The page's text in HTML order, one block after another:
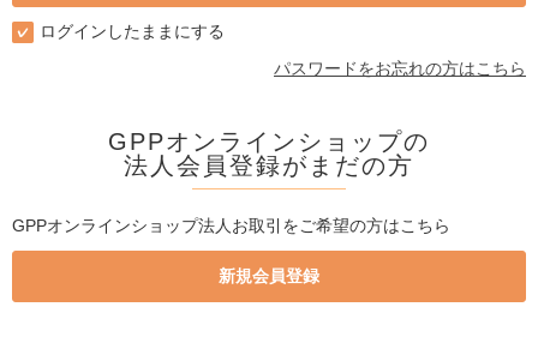
ログインしたままにする
パスワードをお忘れの方はこちら
GPPオンラインショップの
法人会員登録がまだの方
GPPオンラインショップ法人お取引をご希望の方はこちら